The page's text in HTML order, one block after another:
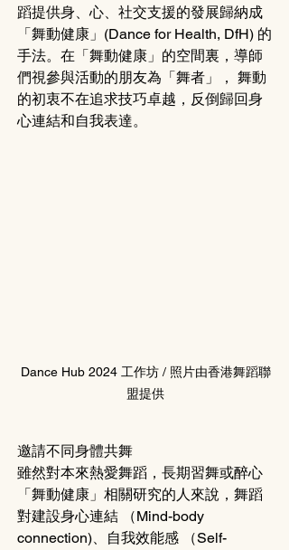
蹈提供身、心、社交支援的發展歸納成
「舞動健康」(Dance for Health, DfH) 的
手法。在「舞動健康」的空間裏，導師
們視參與活動的朋友為「舞者」， 舞動
的初衷不在追求技巧卓越，反倒歸回身
心連結和自我表達。
Dance Hub 2024 工作坊 / 照片由香港舞蹈聯
盟提供
邀請不同身體共舞
雖然對本來熱愛舞蹈，長期習舞或醉心
「舞動健康」相關研究的人來說，舞蹈
對建設身心連結 （Mind-body
connection)、自我效能感 （Self-